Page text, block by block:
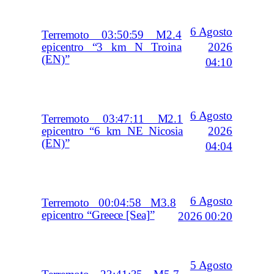
Terremoto 03:50:59 M2.4
epicentro “3 km N Troina
(EN)”
6 Agosto
2026
04:10
Terremoto 03:47:11 M2.1
epicentro “6 km NE Nicosia
(EN)”
6 Agosto
2026
04:04
Terremoto 00:04:58 M3.8
epicentro “Greece [Sea]”
6 Agosto
2026 00:20
5 Agosto